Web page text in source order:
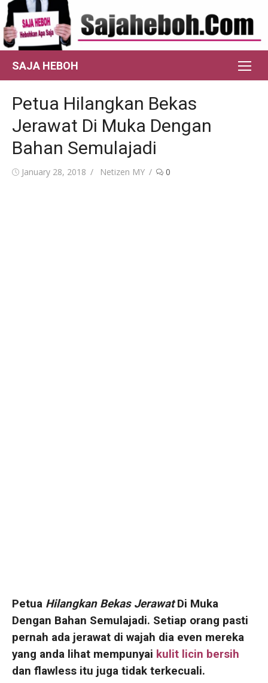
Skip
to
content
SAJA HEBOH
Petua Hilangkan Bekas
Jerawat Di Muka Dengan
Bahan Semulajadi
Posted
January 28, 2018 Author
Netizen MY 0
Petua Hilangkan Bekas JerawatDi Muka
Dengan Bahan Semulajadi. Setiap orang pasti
pernah ada jerawat di wajah dia even mereka
yang anda lihat mempunyai kulit licin bersih
dan flawless itu juga tidak terkecuali.